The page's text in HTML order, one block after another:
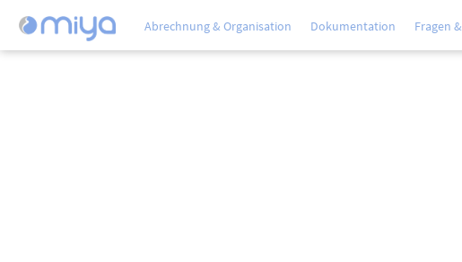
Abrechnung & Organisation Dokumentation Fragen